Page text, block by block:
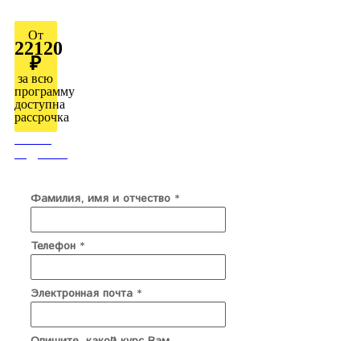
От
22120
₽
за всю
программу
доступна
рассрочка
Фамилия, имя и отчество *
Телефон *
Электронная почта *